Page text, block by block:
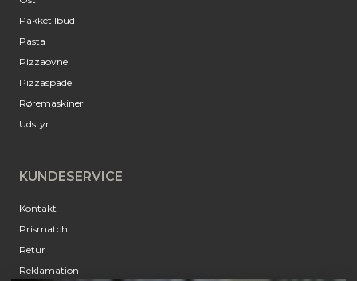
Pakketilbud
Pasta
Pizzaovne
Pizzaspade
Røremaskiner
Udstyr
KUNDESERVICE
Kontakt
Prismatch
Retur
Reklamation